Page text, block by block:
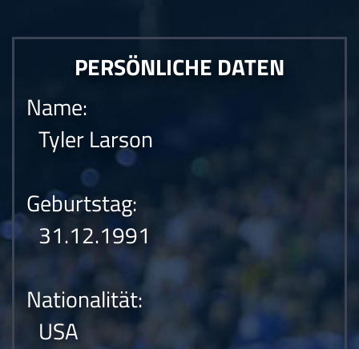
PERSÖNLICHE DATEN
Name:
Tyler Larson
Geburtstag:
31.12.1991
Nationalität:
USA